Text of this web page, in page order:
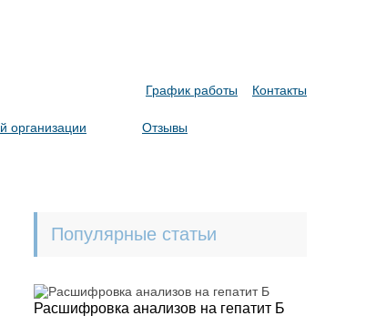
График работы Контакты
организации
Отзывы
Популярные статьи
Расшифровка анализов на гепатит Б